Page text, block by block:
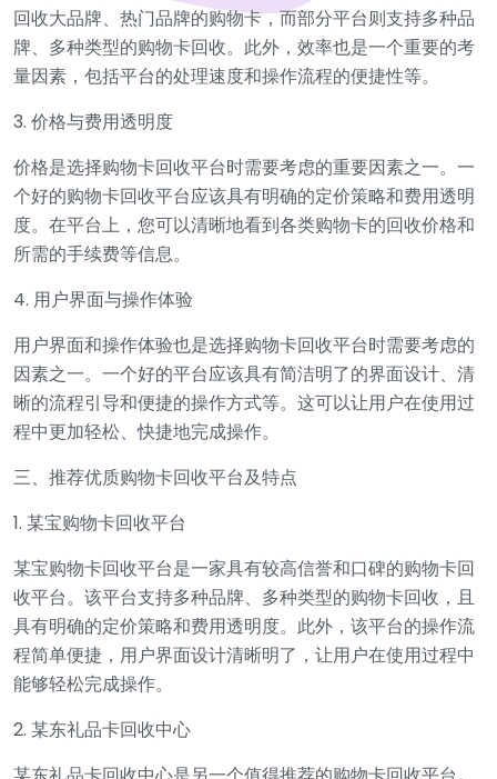
回收大品牌、热门品牌的购物卡，而部分平台则支持多种品
牌、多种类型的购物卡回收。此外，效率也是一个重要的考
量因素，包括平台的处理速度和操作流程的便捷性等。
3. 价格与费用透明度
价格是选择购物卡回收平台时需要考虑的重要因素之一。一
个好的购物卡回收平台应该具有明确的定价策略和费用透明
度。在平台上，您可以清晰地看到各类购物卡的回收价格和
所需的手续费等信息。
4. 用户界面与操作体验
用户界面和操作体验也是选择购物卡回收平台时需要考虑的
因素之一。一个好的平台应该具有简洁明了的界面设计、清
晰的流程引导和便捷的操作方式等。这可以让用户在使用过
程中更加轻松、快捷地完成操作。
三、推荐优质购物卡回收平台及特点
1. 某宝购物卡回收平台
某宝购物卡回收平台是一家具有较高信誉和口碑的购物卡回
收平台。该平台支持多种品牌、多种类型的购物卡回收，且
具有明确的定价策略和费用透明度。此外，该平台的操作流
程简单便捷，用户界面设计清晰明了，让用户在使用过程中
能够轻松完成操作。
2. 某东礼品卡回收中心